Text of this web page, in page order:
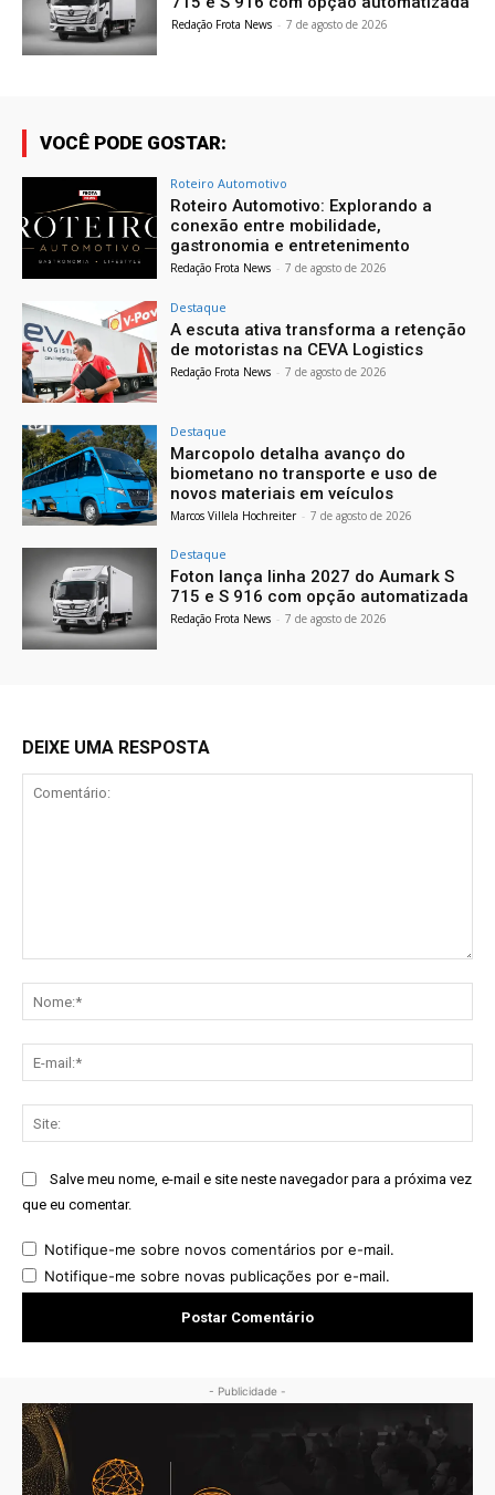
Redação Frota News - 7 de agosto de 2026
VOCÊ PODE GOSTAR:
Roteiro Automotivo
Roteiro Automotivo: Explorando a
conexão entre mobilidade,
gastronomia e entretenimento
Redação Frota News - 7 de agosto de 2026
Destaque
A escuta ativa transforma a retenção
de motoristas na CEVA Logistics
Redação Frota News - 7 de agosto de 2026
Destaque
Marcopolo detalha avanço do
biometano no transporte e uso de
novos materiais em veículos
Marcos Villela Hochreiter - 7 de agosto de 2026
Destaque
Foton lança linha 2027 do Aumark S
715 e S 916 com opção automatizada
Redação Frota News - 7 de agosto de 2026
DEIXE UMA RESPOSTA
Salve meu nome, e-mail e site neste navegador para a próxima vez
que eu comentar.
Notifique-me sobre novos comentários por e-mail.
Notifique-me sobre novas publicações por e-mail.
- Publicidade -